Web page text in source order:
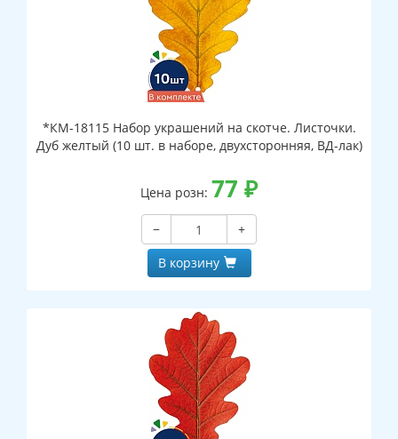
*КМ-18115 Набор украшений на скотче. Листочки.
Дуб желтый (10 шт. в наборе, двухсторонняя, ВД-лак)
Цена розн: 77 ₽
−
+
В корзину